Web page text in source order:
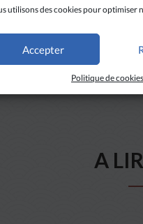
utilisons des cookies pour optimiser
Accepter
Politique de cookies
A